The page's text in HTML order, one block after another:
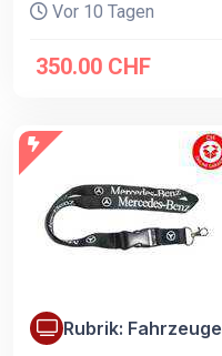
Vor 10 Tagen
350.00 CHF
Rubrik: Fahrzeuge